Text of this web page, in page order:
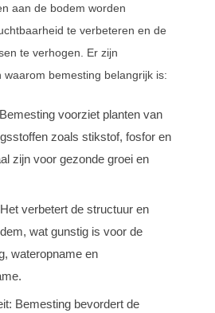
aan de bodem worden
te verbeteren en de
te verhogen. Er zijn
bemesting belangrijk is:
voorziet planten van
zoals stikstof, fosfor en
zijn voor gezonde groei en
verbetert de structuur en
wat gunstig is voor de
wateropname en
Bemesting bevordert de